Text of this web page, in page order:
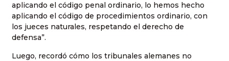
aplicando el código penal ordinario, lo hemos hecho
aplicando el código de procedimientos ordinario, con
los jueces naturales, respetando el derecho de
defensa”.
Luego, recordó cómo los tribunales alemanes no